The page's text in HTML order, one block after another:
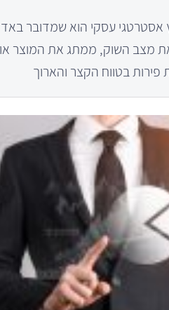
אסטרטגי עסקי הוא שמדובר
מצב השוק, ממתג את המוצר או
בטווח הקצר והארוך